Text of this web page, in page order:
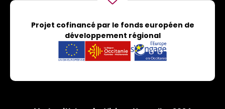
Projet cofinancé par le fonds européen de
développement régional